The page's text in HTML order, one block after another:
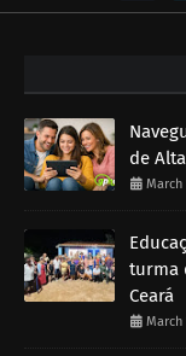
de
March
turma
Ceará
March